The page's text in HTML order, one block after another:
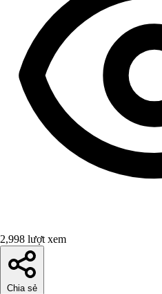
2,998 lượt xem
Chia sẻ